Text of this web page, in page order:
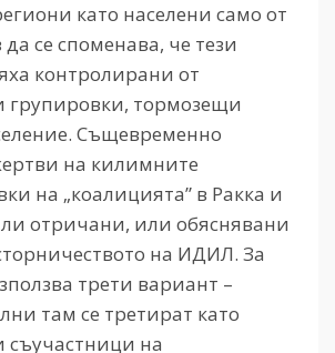
като населени само от
се споменава, че тези
контролирани от
групировки, тормозещи
Същевременно
на килимните
на „коалицията” в Ракка и
отричани, или обяснявани
на ИДИЛ. За
трети вариант –
там се третират като
съучастници на